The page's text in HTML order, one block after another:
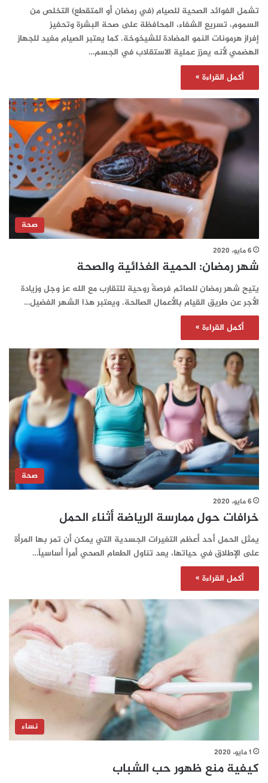
تشمل الفوائد الصحية للصيام (في رمضان أو المتقطع) التخلص من
السموم، تسريع الشفاء، المحافظة على صحة البشرة وتحفيز
إفراز هرمونات النمو المضادة للشيخوخة. كما يعتبر الصيام مفيد للجهاز
الهضمي لأنه يعزز عملية الاستقلاب في الجسم…
أكمل القراءة »
صحة
6 مايو، 2020
شهر رمضان: الحمية الغذائية والصحة
يتيح شهر رمضان للصائم فرصةً روحية للتقارب مع الله عز وجل وزيادة
الأجر عن طريق القيام بالأعمال الصالحة. ويعتبر هذا الشهر الفضيل…
أكمل القراءة »
صحة
6 مايو، 2020
خرافات حول ممارسة الرياضة أثناء الحمل
يمثل الحمل أحد أعظم التغيرات الجسدية التي يمكن أن تمر بها المرأة
على الإطلاق في حياتها، يعد تناول الطعام الصحي أمراً أساسياً…
أكمل القراءة »
نساء
1 مايو، 2020
كيفية منع ظهور حب الشباب